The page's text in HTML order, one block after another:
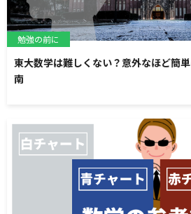
東大数学は難しくない？意外なほど簡
南
勉強の前に